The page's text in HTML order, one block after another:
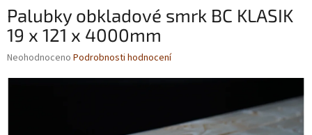
Palubky obkladové smrk BC KLASIK
19 x 121 x 4000mm
Průměrné
Neohodnoceno Podrobnosti hodnocení